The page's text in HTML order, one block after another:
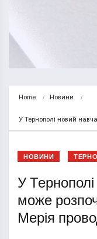
Home Новини
У Тернополі новий
НОВИНИ
У
може
Мерія